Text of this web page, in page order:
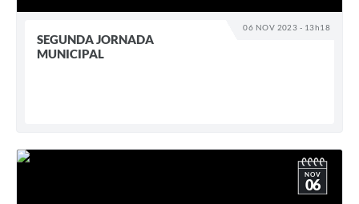
06 NOV 2023 - 13h18
SEGUNDA JORNADA
MUNICIPAL
NOV
06